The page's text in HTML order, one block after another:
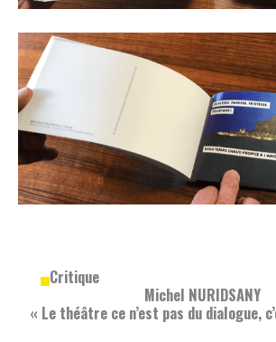
Critique
Michel NURIDSANY
« Le théâtre ce n’est pas du dialogue,